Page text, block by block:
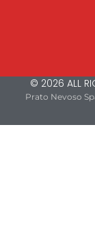
© 2026 ALL
Prato Nevoso